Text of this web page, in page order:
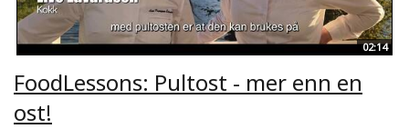
02:14
FoodLessons: Pultost - mer enn en
ost!